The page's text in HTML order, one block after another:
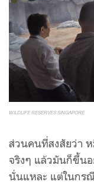
WILDLIFE RESERVES SINGAPORE
ส่วนคนที่สงสัยว่า
จริงๆ แล้วมันก็ขึ้น
นั่นแหละ แต่ในกร